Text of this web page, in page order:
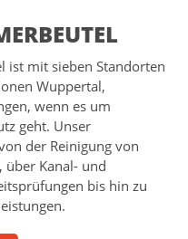
ist mit sieben Standorten
Wuppertal,
wenn es um
geht. Unser
der Reinigung von
über Kanal- und
bis hin zu